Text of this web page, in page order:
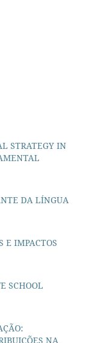
STRATEGY IN
DA LÍNGUA
E IMPACTOS
SCHOOL
NA